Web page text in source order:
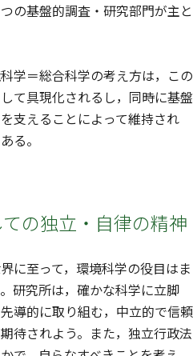
の基盤的調査・研究部門が主と
学＝総合科学の考え方は，この
て具現化されるし，同時に基盤
支えることによって維持され
る。
の独立・自律の精神
に至って，環境科学の役目はま
研究所は，確かな科学に立脚
導的に取り組む，中立的で信頼
待されよう。また，独立行政法